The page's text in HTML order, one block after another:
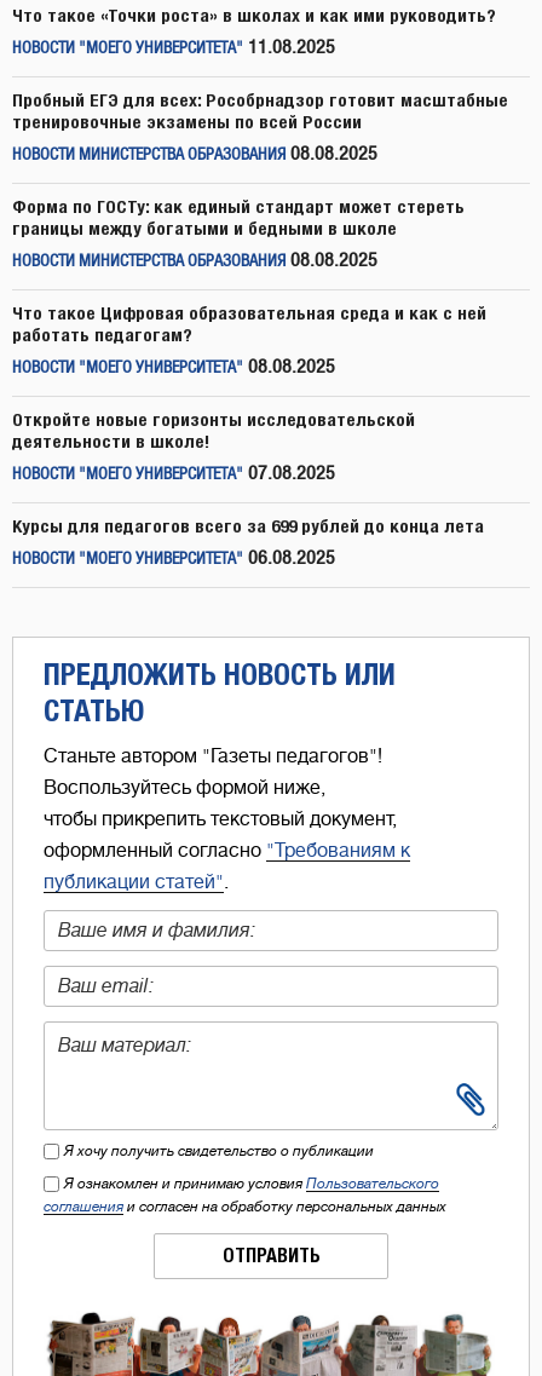
Что такое «Точки роста» в школах и как ими руководить?
НОВОСТИ "МОЕГО УНИВЕРСИТЕТА" 11.08.2025
Пробный ЕГЭ для всех: Рособрнадзор готовит масштабные
тренировочные экзамены по всей России
НОВОСТИ МИНИСТЕРСТВА ОБРАЗОВАНИЯ 08.08.2025
Форма по ГОСТу: как единый стандарт может стереть
границы между богатыми и бедными в школе
НОВОСТИ МИНИСТЕРСТВА ОБРАЗОВАНИЯ 08.08.2025
Что такое Цифровая образовательная среда и как с ней
работать педагогам?
НОВОСТИ "МОЕГО УНИВЕРСИТЕТА" 08.08.2025
Откройте новые горизонты исследовательской
деятельности в школе!
НОВОСТИ "МОЕГО УНИВЕРСИТЕТА" 07.08.2025
Курсы для педагогов всего за 699 рублей до конца лета
НОВОСТИ "МОЕГО УНИВЕРСИТЕТА" 06.08.2025
ПРЕДЛОЖИТЬ НОВОСТЬ ИЛИ
СТАТЬЮ
Станьте автором "Газеты педагогов"!
Воспользуйтесь формой ниже,
чтобы прикрепить текстовый документ,
оформленный согласно "Требованиям к
публикации статей".
Я хочу получить свидетельство о публикации
Я ознакомлен и принимаю условия Пользовательского
соглашения и согласен на обработку персональных данных
ОТПРАВИТЬ